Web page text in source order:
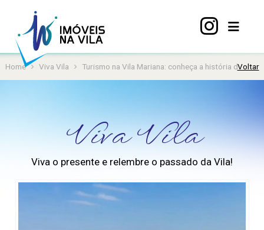
Home
Home Viva Vila Turismo na Vila Mariana: conheça a história dos
Voltar
Viva Vila
Viva o presente e relembre o passado da Vila!